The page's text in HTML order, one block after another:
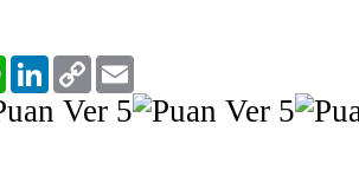
WhatsAppLinkedIn
Copy
Link